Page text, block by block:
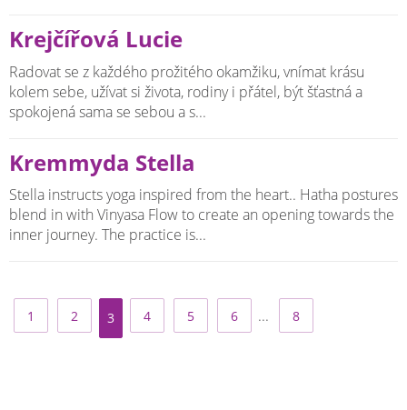
Krejčířová Lucie
Radovat se z každého prožitého okamžiku, vnímat krásu
kolem sebe, užívat si života, rodiny i přátel, být šťastná a
spokojená sama se sebou a s...
Kremmyda Stella
Stella instructs yoga inspired from the heart.. Hatha postures
blend in with Vinyasa Flow to create an opening towards the
inner journey. The practice is...
1 2 3 4 5 6 ... 8